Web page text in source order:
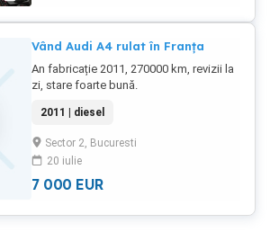
Vând Audi A4 rulat în Franța
An fabricație 2011, 270000 km, revizii la
zi, stare foarte bună.
2011 | diesel
Sector 2, Bucuresti
20 iulie
7 000 EUR